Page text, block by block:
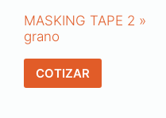
MASKING TAPE 2 »
grano
COTIZAR